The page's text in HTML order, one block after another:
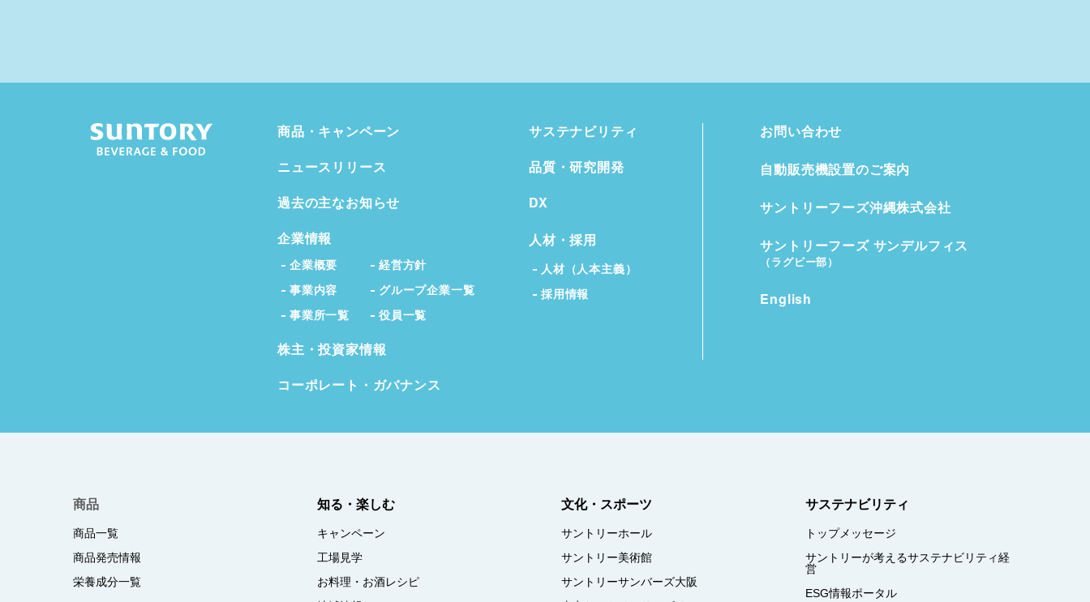
商品・キャンペーン
ニュースリリース
過去の主なお知らせ
企業情報
企業概要
経営方針
事業内容
グループ企業一覧
事業所一覧
役員一覧
株主・投資家情報
コーポレート・ガバナンス
サステナビリティ
品質・研究開発
DX
人材・採用
人材（人本主義）
採用情報
お問い合わせ
自動販売機設置のご案内
サントリーフーズ沖縄株式会社
サントリーフーズ サンデルフィス
（ラグビー部）
English
商品
商品一覧
商品発売情報
栄養成分一覧
知る・楽しむ
キャンペーン
工場見学
お料理・お酒レシピ
文化・スポーツ
サントリーホール
サントリー美術館
サントリーサンバーズ大阪
サステナビリティ
トップメッセージ
サントリーが考えるサステナビリティ経
営
ESG情報ポータル